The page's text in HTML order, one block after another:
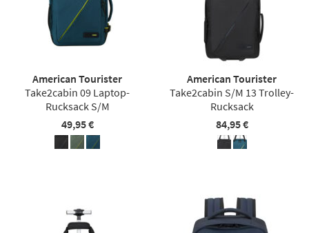
American Tourister
Take2cabin 09 Laptop-
Rucksack S/M
49,95 €
American Tourister
Take2cabin S/M 13 Trolley-
Rucksack
84,95 €